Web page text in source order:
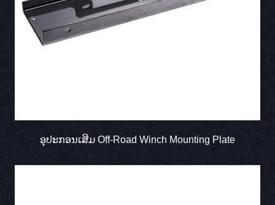
ອຸປະກອນເສີມ Off-Road Winch Mounting Plate